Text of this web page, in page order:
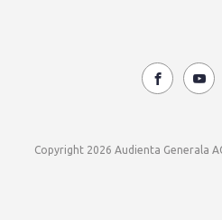
Copyright 2026 Audienta Generala